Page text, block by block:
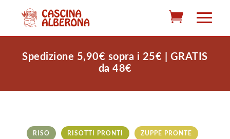
Spedizione 5,90€ sopra i 25€ | GRATIS
da 48€
RISO RISOTTI PRONTI ZUPPE PRONTE